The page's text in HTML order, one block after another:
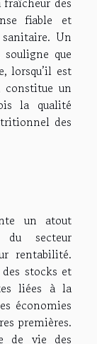
fiable et
Un
que
lorsqu’il est
constitue un
la qualité
des
un atout
du secteur
rentabilité.
stocks et
liées à la
économies
premières.
de vie des